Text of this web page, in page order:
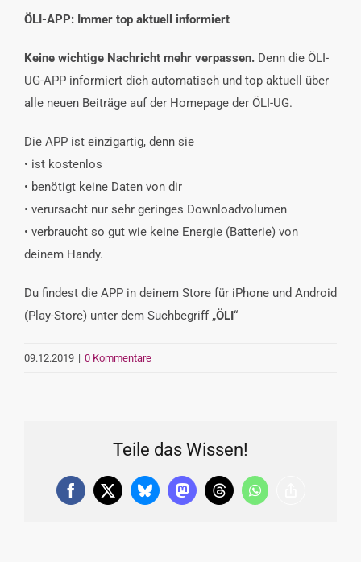
ÖLI-APP: Immer top aktuell informiert
Keine wichtige Nachricht mehr verpassen. Denn die ÖLI-
UG-APP informiert dich automatisch und top aktuell über
alle neuen Beiträge auf der Homepage der ÖLI-UG.
Die APP ist einzigartig, denn sie
• ist kostenlos
• benötigt keine Daten von dir
• verursacht nur sehr geringes Downloadvolumen
• verbraucht so gut wie keine Energie (Batterie) von
deinem Handy.
Du findest die APP in deinem Store für iPhone und Android
(Play-Store) unter dem Suchbegriff „ÖLI“
09.12.2019 | 0 Kommentare
Teile das Wissen!
Facebook
X BlueskyMastodonThreadsWhatsApp